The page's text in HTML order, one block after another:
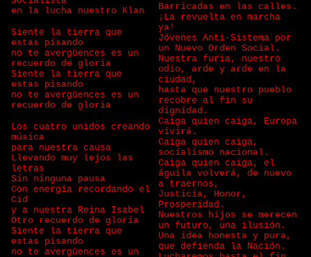
en la lucha nuestro Klan
Siente la tierra que
estas pisando
no te avergüences es un
recuerdo de gloria
Siente la tierra que
estas pisando
no te avergüences es un
recuerdo de gloria
Los cuatro unidos creando
música
para nuestra causa
Llevando muy lejos las
letras
Sin ninguna pausa
Con energía recordando el
Cid
y a nuestra Reina Isabel
Otro recuerdo de gloria
Siente la tierra que
estas pisando
no te avergüences es un
Barricadas en las calles.
¡La revuelta en marcha
ya!
Jóvenes Anti-Sistema por
un Nuevo Orden Social.
Nuestra furia, nuestro
odio, arde y arde en la
ciudad,
hasta que nuestro pueblo
recobre al fin su
dignidad.
Caiga quien caiga, Europa
vivirá.
Caiga quien caiga,
socialismo nacional.
Caiga quien caiga, el
águila volverá, de nuevo
a traernos,
Justicia, Honor,
Prosperidad.
Nuestros hijos se merecen
un futuro, una ilusión.
Una idea honesta y pura,
que defienda la Nación.